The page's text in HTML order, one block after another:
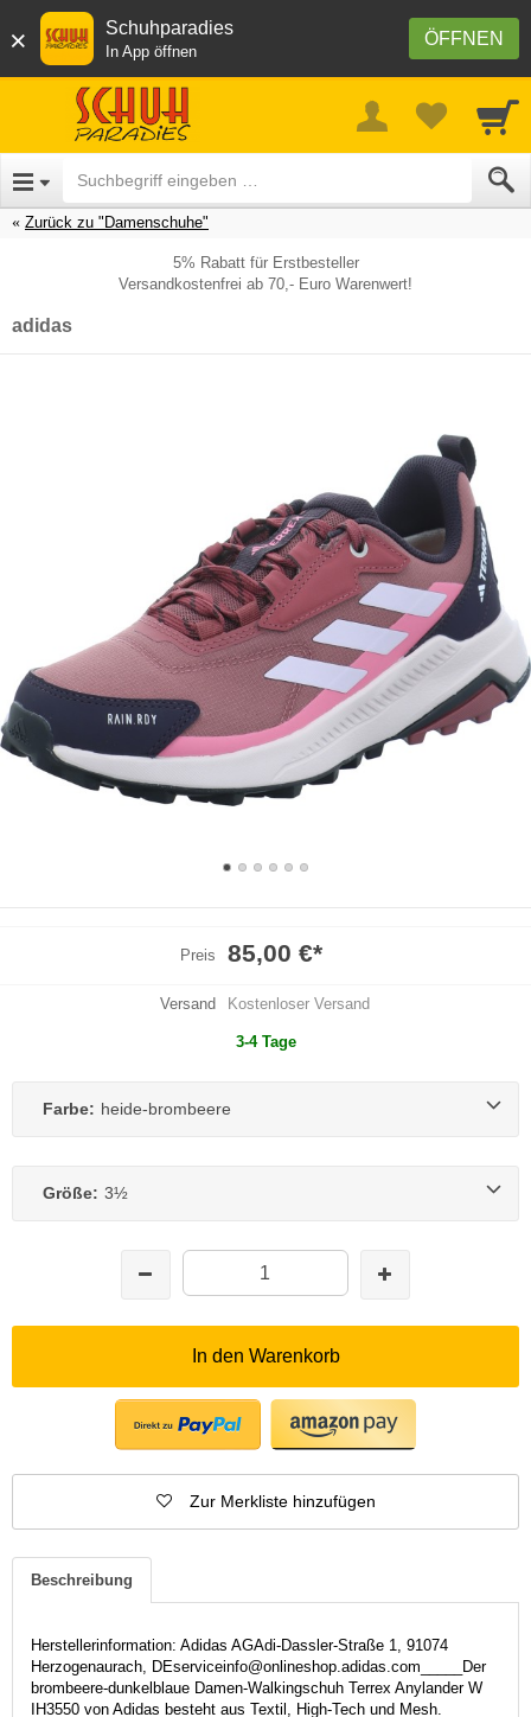
× ÖFFNEN
Schuhparadies
In App öffnen
Zurück zu "Damenschuhe"
5% Rabatt für Erstbesteller
Versandkostenfrei ab 70,- Euro Warenwert!
adidas
Preis 85,00 €*
Versand Kostenloser Versand
3-4 Tage
Farbe: heide-brombeere
Größe: 3½
In den Warenkorb
Zur Merkliste hinzufügen
Beschreibung
Herstellerinformation: Adidas AGAdi-Dassler-Straße 1, 91074
Herzogenaurach, DEserviceinfo@onlineshop.adidas.com_____Der
brombeere-dunkelblaue Damen-Walkingschuh Terrex Anylander W
IH3550 von Adidas besteht aus Textil, High-Tech und Mesh.